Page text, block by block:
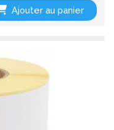
Ajouter au panier